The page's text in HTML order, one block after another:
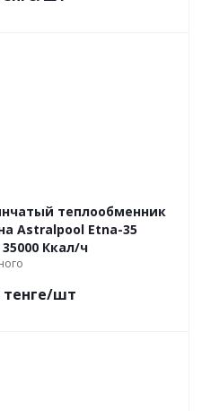
теплообменник
Astralpool Etna-35
Ккал/ч
тенге/шт